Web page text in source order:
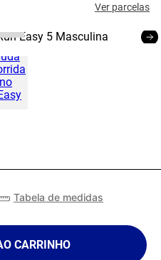
Ver parcelas
Tabela de medidas
CARRINHO